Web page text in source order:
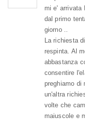
mi e' arrivata
dal primo
giorno ..
La richiesta
respinta. Al
abbastanza
consentire
preghiamo
un'altra
volte che
maiuscole e